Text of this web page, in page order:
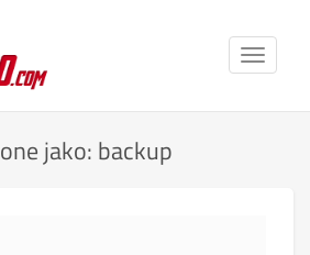
Toggle
jako: backup